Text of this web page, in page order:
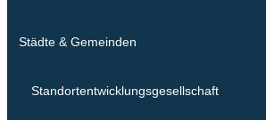
Städte & Gemeinden
Standortentwicklungsgesellschaft